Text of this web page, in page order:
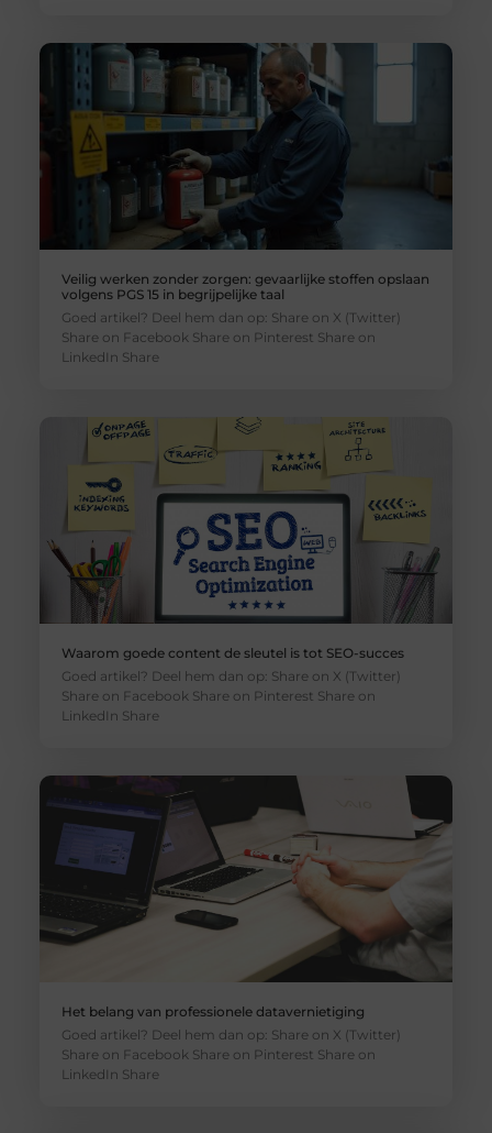
Veilig werken zonder zorgen: gevaarlijke stoffen opslaan
volgens PGS 15 in begrijpelijke taal
Goed artikel? Deel hem dan op: Share on X (Twitter)
Share on Facebook Share on Pinterest Share on
LinkedIn Share
Waarom goede content de sleutel is tot SEO-succes
Goed artikel? Deel hem dan op: Share on X (Twitter)
Share on Facebook Share on Pinterest Share on
LinkedIn Share
Het belang van professionele datavernietiging
Goed artikel? Deel hem dan op: Share on X (Twitter)
Share on Facebook Share on Pinterest Share on
LinkedIn Share